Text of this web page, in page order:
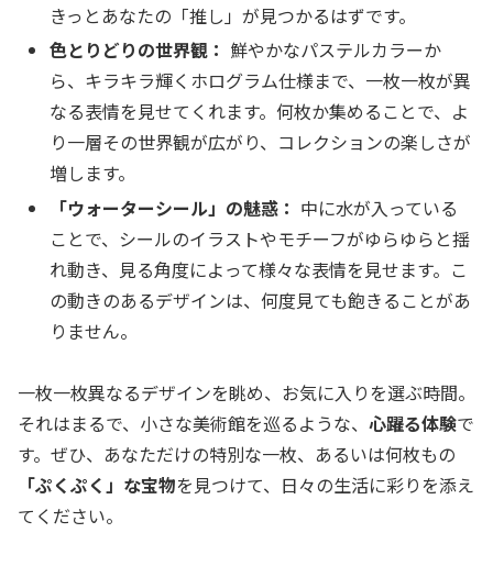
きっとあなたの「推し」が見つかるはずです。
色とりどりの世界観： 鮮やかなパステルカラーか
ら、キラキラ輝くホログラム仕様まで、一枚一枚が異
なる表情を見せてくれます。何枚か集めることで、よ
り一層その世界観が広がり、コレクションの楽しさが
増します。
「ウォーターシール」の魅惑： 中に水が入っている
ことで、シールのイラストやモチーフがゆらゆらと揺
れ動き、見る角度によって様々な表情を見せます。こ
の動きのあるデザインは、何度見ても飽きることがあ
りません。
一枚一枚異なるデザインを眺め、お気に入りを選ぶ時間。
それはまるで、小さな美術館を巡るような、 心躍る体験で
す。ぜひ、あなただけの特別な一枚、あるいは何枚もの
「ぷくぷく」な宝物を見つけて、日々の生活に彩りを添え
てください。